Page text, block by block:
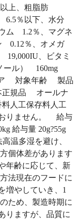
上、粗脂肪
6.5％以下、水分
ム 1.2％、マグネ
0.12％、オメガ
、ビタミ
ール） 160mg
ア 対象年齢 製品
正規品 オールナ
人工保存料人工
おりません。 給与
給与量 20g?55g
温多湿を避け、
個体差があります
年齢に応じて、新
法現在のフードに
増やしていき、1
ため、製造時期に
りますが、品質に